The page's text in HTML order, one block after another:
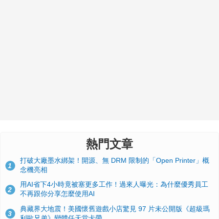
熱門文章
1
打破大廠墨水綁架！開源、無 DRM 限制的「Open Printer」概
念機亮相
2
用AI省下4小時竟被塞更多工作！過來人曝光：為什麼優秀員工
不再跟你分享怎麼使用AI
3
典藏界大地震！美國懷舊遊戲小店驚見 97 片未公開版《超級瑪